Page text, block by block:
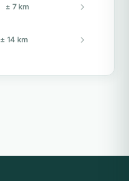
± 7 km
± 14 km